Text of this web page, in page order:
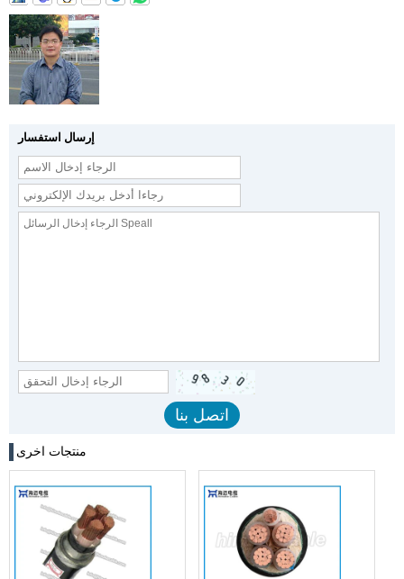
إرسال استفسار
منتجات اخرى